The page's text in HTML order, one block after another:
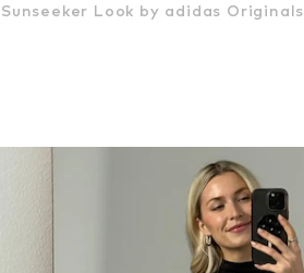
Sunseeker Look by adidas Originals